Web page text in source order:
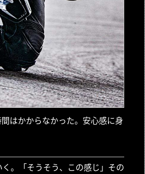
はかからなかった。安心感に身
。「そうそう、この感じ」その